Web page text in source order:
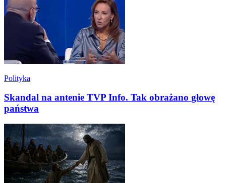
Polityka
Skandal na antenie TVP Info. Tak obrażano głowę
państwa